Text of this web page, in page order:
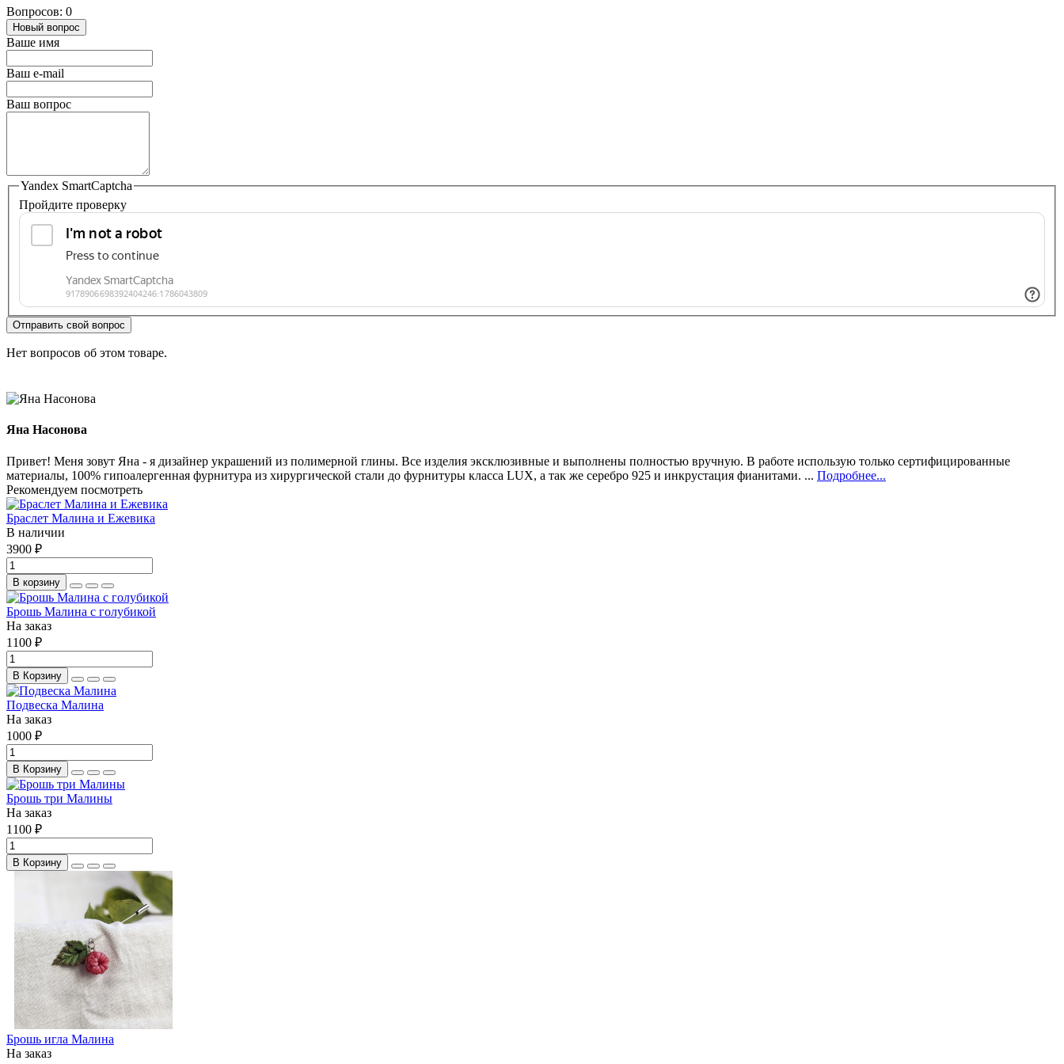
Вопросов: 0
Новый вопрос
Ваше имя
Ваш e-mail
Ваш вопрос
Yandex SmartCaptcha
Пройдите проверку
Отправить свой вопрос
Нет вопросов об этом товаре.
Яна Насонова
Привет! Меня зовут Яна - я дизайнер украшений из полимерной глины. Все изделия эксклюзивные и выполнены полностью вручную. В работе использую только сертифицированные
материалы, 100% гипоалергенная фурнитура из хирургической стали до фурнитуры класса LUX, а так же серебро 925 и инкрустация фианитами. ... Подробнее...
Рекомендуем посмотреть
Браслет Малина и Ежевика
В наличии
3900 ₽
В корзину
Брошь Малина с голубикой
На заказ
1100 ₽
В Корзину
Подвеска Малина
На заказ
1000 ₽
В Корзину
Брошь три Малины
На заказ
1100 ₽
В Корзину
Брошь игла Малина
На заказ